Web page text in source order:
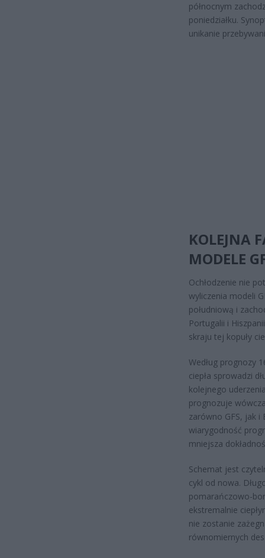
północnym
poniedziałku.
unikanie
KOLEJNA
MODELE
Ochłodzenie nie
wyliczenia modeli
południową i
Portugalii i
skraju tej kopuły
Według prognozy
ciepła sprowadzi
kolejnego
prognozuje
zarówno GFS, jak i
wiarygodność
mniejsza
Schemat jest
cykl od nowa.
pomarańczowo-
ekstremalnie
nie zostanie
równomiernych